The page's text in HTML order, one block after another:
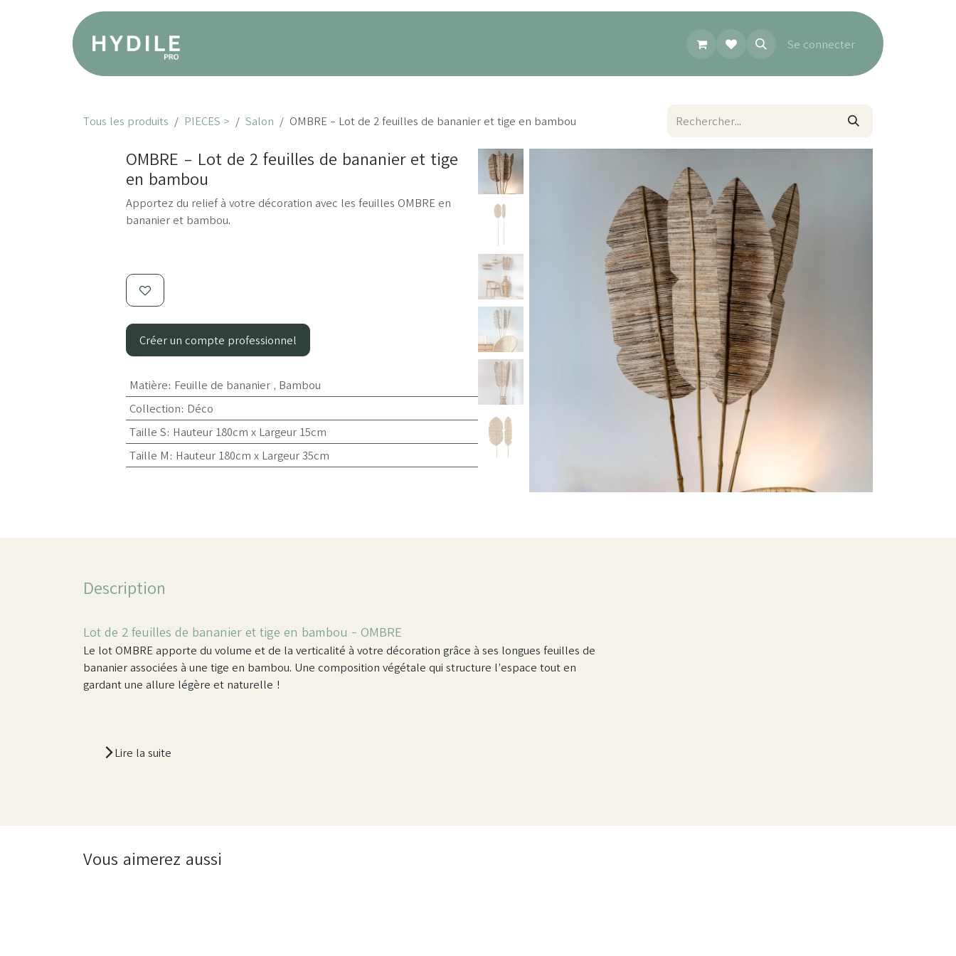
Se rendre au contenu
Se connecter
Tous les produits PIECES > Salon OMBRE - Lot de 2 feuilles de bananier et tige en bambou
OMBRE - Lot de 2 feuilles de bananier et tige
en bambou
Apportez du relief à votre décoration avec les feuilles OMBRE en
bananier et bambou.
Créer un compte professionnel
Matière: Feuille de bananier, Bambou
Collection: Déco
Taille S: Hauteur 180cm x Largeur 15cm
Taille M: Hauteur 180cm x Largeur 35cm
Description
Lot de 2 feuilles de bananier et tige en bambou - OMBRE
Le lot OMBRE apporte du volume et de la verticalité à votre décoration grâce à ses longues feuilles de
bananier associées à une tige en bambou. Une composition végétale qui structure l’espace tout en
gardant une allure légère et naturelle !
Lire la suite
Vous aimerez aussi